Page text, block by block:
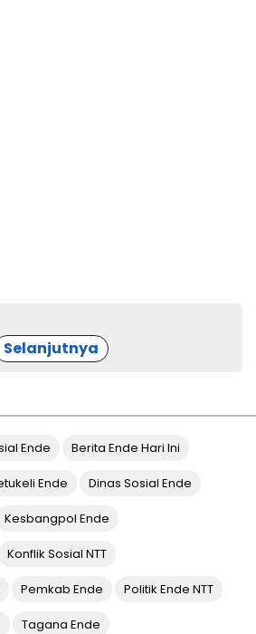
Selanjutnya
Ende Berita Ende Hari Ini
Ende Dinas Sosial Ende
Kesbangpol Ende
Konflik Sosial NTT
Pemkab Ende Politik Ende NTT
Tagana Ende